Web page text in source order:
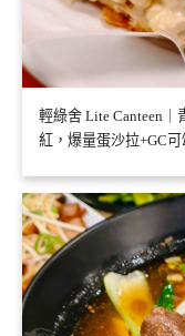
輕綠舍 Lite Canteen
紅，爆量蛋沙拉+GC